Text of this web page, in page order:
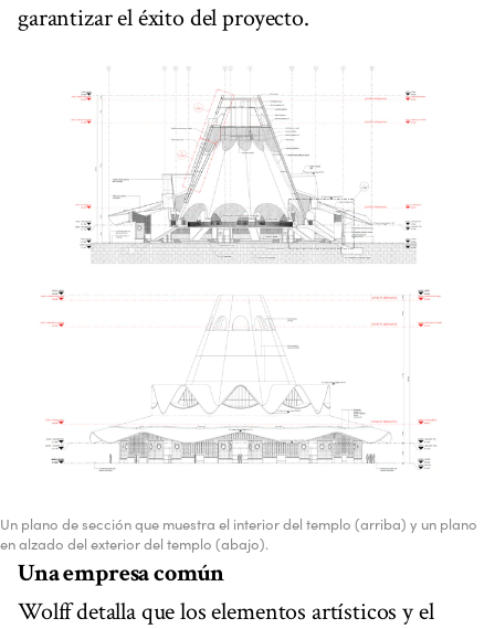
garantizar el éxito del proyecto.
Un plano de sección que muestra el interior del templo (arriba) y un plano
en alzado del exterior del templo (abajo).
Una empresa común
Wolff detalla que los elementos artísticos y el